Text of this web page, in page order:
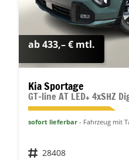
ab 433,– € mtl.
Kia Sportage
GT-line AT LED+ 4xSHZ
sofort lieferbar Fahrzeug mit
Fahrzeugnr. 28408